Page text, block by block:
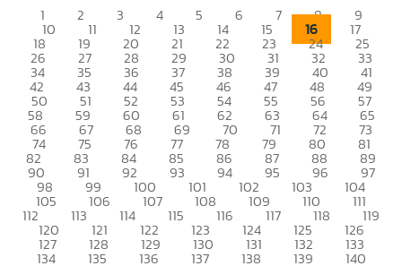
1 2 3 4 5 6 7 8 9
10 11 12 13 14 15 16 17
18 19 20 21 22 23 24 25
26 27 28 29 30 31 32 33
34 35 36 37 38 39 40 41
42 43 44 45 46 47 48 49
50 51 52 53 54 55 56 57
58 59 60 61 62 63 64 65
66 67 68 69 70 71 72 73
74 75 76 77 78 79 80 81
82 83 84 85 86 87 88 89
90 91 92 93 94 95 96 97
98 99 100 101 102 103 104
105 106 107 108 109 110 111
112 113 114 115 116 117 118 119
120 121 122 123 124 125 126
127 128 129 130 131 132 133
134 135 136 137 138 139 140